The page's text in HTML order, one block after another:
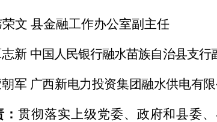
文 县金融工作办公室副主任
新 中国人民银行融水苗族自治县支行
军 广西新电力投资集团融水供电有
贯彻落实 上级党委、 政府和县委